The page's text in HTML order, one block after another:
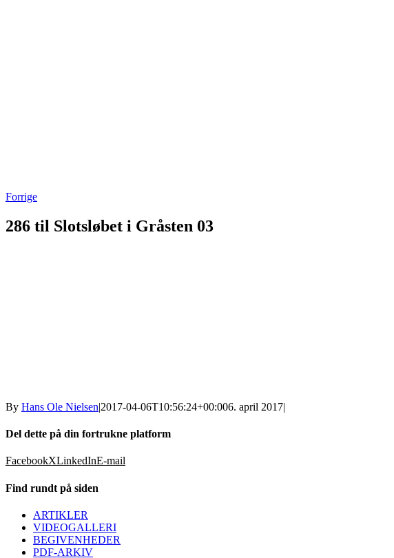
Forrige
286 til Slotsløbet i Gråsten 03
By Hans Ole Nielsen|2017-04-06T10:56:24+00:006. april 2017|
Del dette på din fortrukne platform
FacebookXLinkedInE-mail
Find rundt på siden
ARTIKLER
VIDEOGALLERI
BEGIVENHEDER
PDF-ARKIV